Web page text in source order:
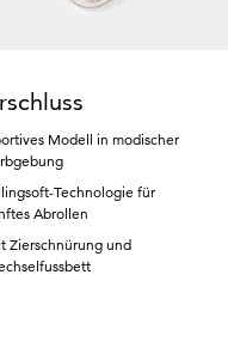
Modell in modischer
Technologie für
Abrollen
Zierschnürung und